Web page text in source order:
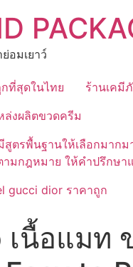
อมเยาว์
ที่สุดในไทย
ร้านเคมี
ล่งผลิตขวดครีม
สูตรพื้นฐานให้เลือกมา
มกฎหมาย ให้คำปรึกษา
gucci dior ราคาถูก
นื้อแมท